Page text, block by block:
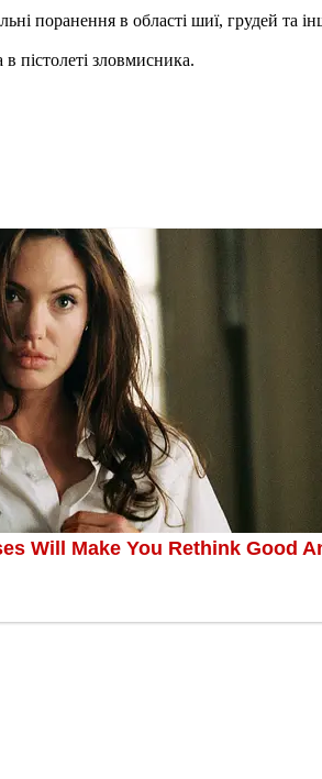
поранення в області шиї, грудей та
пістолеті зловмисника.